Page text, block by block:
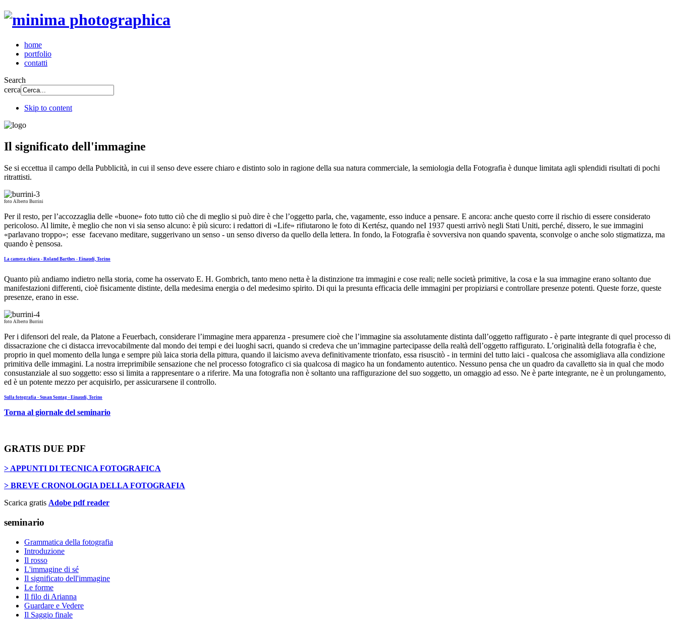
home
portfolio
contatti
Search
cerca
Skip to content
Il significato dell'immagine
Se si eccettua il campo della Pubblicità, in cui il senso deve essere chiaro e distinto solo in ragione della sua natura commerciale, la semiologia della Fotografia è dunque limitata agli splendidi risultati di pochi
ritrattisti.
foto Alberto Burrini
Per il resto, per l’accozzaglia delle «buone» foto tutto ciò che di meglio si può dire è che l’oggetto parla, che, vagamente, esso induce a pensare. E ancora: anche questo corre il rischio di essere considerato
pericoloso. Al limite, è meglio che non vi sia senso alcuno: è più sicuro: i redattori di «Life» rifiutarono le foto di Kertész, quando neI 1937 questi arrivò negli Stati Uniti, perché, dissero, le sue immagini
«parlavano troppo»; esse facevano meditare, suggerivano un senso - un senso diverso da quello della lettera. In fondo, la Fotografìa è sovversiva non quando spaventa, sconvolge o anche solo stigmatizza, ma
quando è pensosa.
La camera chiara - Roland Barthes - Einaudi, Torino
Quanto più andiamo indietro nella storia, come ha osservato E. H. Gombrich, tanto meno netta è la distinzione tra immagini e cose reali; nelle società primitive, la cosa e la sua immagine erano soltanto due
manifestazioni differenti, cioè fisicamente distinte, della medesima energia o del medesimo spirito. Di qui la presunta efficacia delle immagini per propiziarsi e controllare presenze potenti. Queste forze, queste
presenze, erano in esse.
foto Alberto Burrini
Per i difensori del reale, da Platone a Feuerbach, considerare l’immagine mera apparenza - presumere cioè che l’immagine sia assolutamente distinta dall’oggetto raffigurato - è parte integrante di quel processo di
dissacrazione che ci distacca irrevocabilmente dal mondo dei tempi e dei luoghi sacri, quando si credeva che un’immagine partecipasse della realtà dell’oggetto raffigurato. L’originalità della fotografia è che,
proprio in quel momento della lunga e sempre più laica storia della pittura, quando il laicismo aveva definitivamente trionfato, essa risuscitò - in termini del tutto laici - qualcosa che assomigliava alla condizione
primitiva delle immagini. La nostra irreprimibile sensazione che nel processo fotografico ci sia qualcosa di magico ha un fondamento autentico. Nessuno pensa che un quadro da cavalletto sia in qual che modo
consustanziale al suo soggetto: esso si limita a rappresentare o a riferire. Ma una fotografia non è soltanto una raffigurazione del suo soggetto, un omaggio ad esso. Ne è parte integrante, ne è un prolungamento,
ed è un potente mezzo per acquisirlo, per assicurarsene il controllo.
Sulla fotografia - Susan Sontag - Einaudi, Torino
Torna al giornale del seminario
GRATIS DUE PDF
> APPUNTI DI TECNICA FOTOGRAFICA
> BREVE CRONOLOGIA DELLA FOTOGRAFIA
Scarica gratis Adobe pdf reader
seminario
Grammatica della fotografia
Introduzione
Il rosso
L'immagine di sé
Il significato dell'immagine
Le forme
Il filo di Arianna
Guardare e Vedere
Il Saggio finale